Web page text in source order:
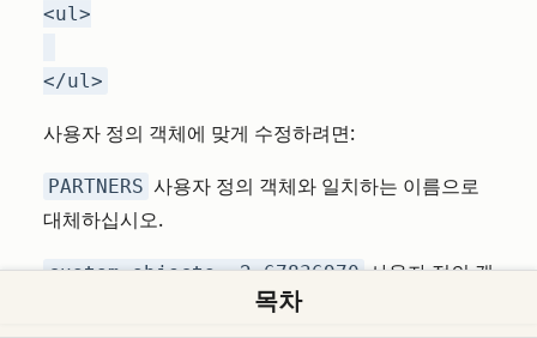
<ul>
</ul>
사용자 정의 객체에 맞게 수정하려면:
PARTNERS 사용자 정의 객체와 일치하는 이름으로
대체하십시오.
custom_objects._2_67836970 사용자 정의 객
체 유형의 식별자로 대체하십시오.
목차